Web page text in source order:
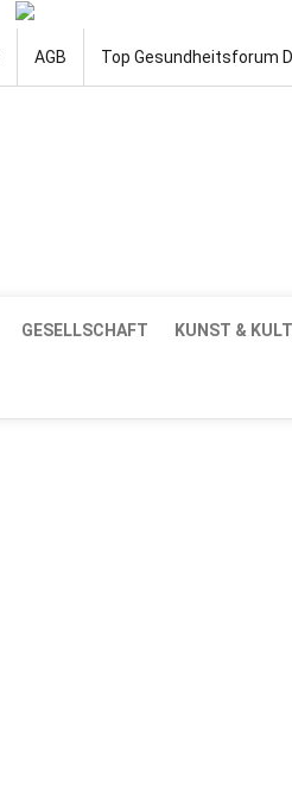
AGB Top Gesundheitsforum
GESELLSCHAFT KUNST &